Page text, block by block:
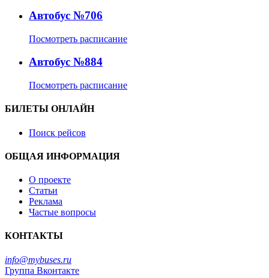
Автобус №706
Посмотреть расписание
Автобус №884
Посмотреть расписание
БИЛЕТЫ ОНЛАЙН
Поиск рейсов
ОБЩАЯ ИНФОРМАЦИЯ
О проекте
Статьи
Реклама
Частые вопросы
КОНТАКТЫ
info@mybuses.ru
Группа Вконтакте